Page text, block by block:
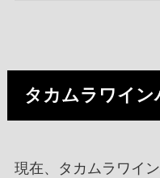
タ カムラワイン
現在、タカムラワイン